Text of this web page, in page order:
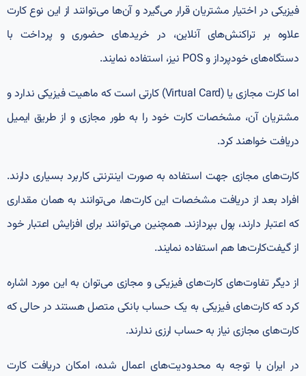
فیزیکی در اختیار مشتریان قرار می‌گیرد و آن‌ها می‌توانند از این نوع کارت
علاوه بر تراکنش‌های آنلاین، در خریدهای حضوری و پرداخت با
دستگاه‌های خودپرداز و POS نیز، استفاده نمایند.
اما کارت مجازی یا (Virtual Card) کارتی است که ماهیت فیزیکی ندارد و
مشتریان آن، مشخصات کارت خود را به طور مجازی و از طریق ایمیل
دریافت خواهند کرد.
کارت‌های مجازی جهت استفاده به صورت اینترنتی کاربرد بسیاری دارند.
افراد بعد از دریافت مشخصات این کارت‌ها، می‌توانند به همان مقداری
که اعتبار دارند، پول بپردازند. همچنین می‌توانند برای افزایش اعتبار خود
از گیفت‌کارت‌ها هم استفاده نمایند.
از دیگر تفاوت‌های کارت‌های فیزیکی و مجازی می‌توان به این مورد اشاره
کرد که کارت‌های فیزیکی به یک حساب بانکی متصل هستند در حالی که
کارت‌های مجازی نیاز به حساب ارزی ندارند.
در ایران با توجه به محدودیت‌های اعمال شده، امکان دریافت کارت